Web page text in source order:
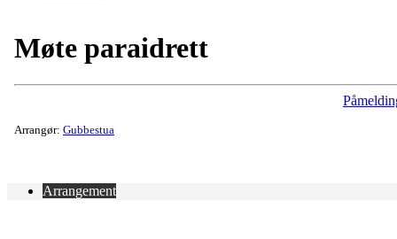
Møte paraidrett
Arrangør: Gubbestua
Arrangement